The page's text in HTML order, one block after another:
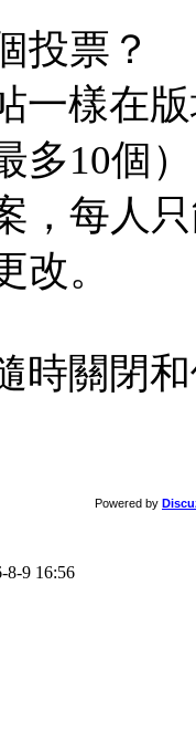
投票？
一樣在
多10個
，每人
改。
時關閉
Powered by
9 16:56